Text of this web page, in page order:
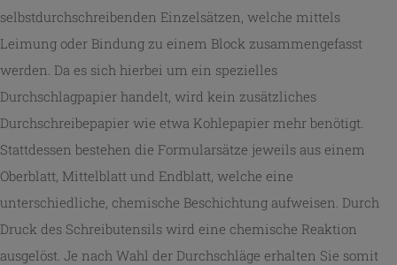
selbstdurchschreibenden Einzelsätzen, welche mittels
Leimung oder Bindung zu einem Block zusammengefasst
werden. Da es sich hierbei um ein spezielles
Durchschlagpapier handelt, wird kein zusätzliches
Durchschreibepapier wie etwa Kohlepapier mehr benötigt.
Stattdessen bestehen die Formularsätze jeweils aus einem
Oberblatt, Mittelblatt und Endblatt, welche eine
unterschiedliche, chemische Beschichtung aufweisen. Durch
Druck des Schreibutensils wird eine chemische Reaktion
ausgelöst. Je nach Wahl der Durchschläge erhalten Sie somit